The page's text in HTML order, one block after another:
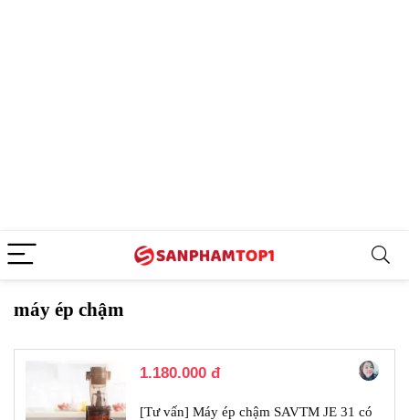
máy ép chậm
1.180.000 đ
[Tư vấn] Máy ép chậm SAVTM JE 31 có